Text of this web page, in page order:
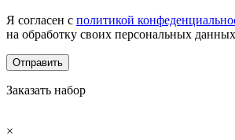
Я согласен с политикой
на обработку своих персональных
Заказать набор
×